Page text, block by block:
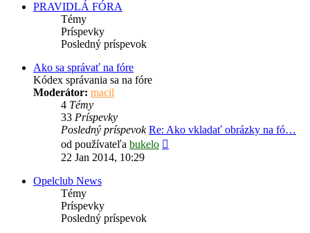
PRAVIDLÁ FÓRA
Témy
Príspevky
Posledný príspevok
Ako sa správať na fóre
Kódex správania sa na fóre
Moderátor: macil
4 Témy
33 Príspevky
Posledný príspevok Re: Ako vkladať obrázky na fó…
od používateľa bukelo
22 Jan 2014, 10:29
Opelclub News
Témy
Príspevky
Posledný príspevok